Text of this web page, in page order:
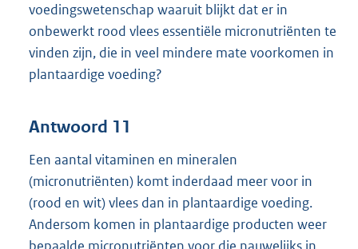
voedingswetenschap waaruit blijkt dat er in
onbewerkt rood vlees essentiële micronutriënten te
vinden zijn, die in veel mindere mate voorkomen in
plantaardige voeding?
Antwoord 11
Een aantal vitaminen en mineralen
(micronutriënten) komt inderdaad meer voor in
(rood en wit) vlees dan in plantaardige voeding.
Andersom komen in plantaardige producten weer
bepaalde micronutriënten voor die nauwelijks in